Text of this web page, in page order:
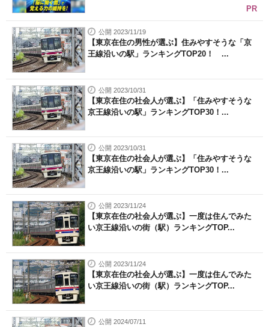
PR
公開 2023/11/19
【東京在住の男性が選ぶ】住みやすそうな「京
王線沿いの駅」ランキングTOP20！ ...
公開 2023/10/31
【東京在住の社会人が選ぶ】「住みやすそうな
京王線沿いの駅」ランキングTOP30！...
公開 2023/10/31
【東京在住の社会人が選ぶ】「住みやすそうな
京王線沿いの駅」ランキングTOP30！...
公開 2023/11/24
【東京在住の社会人が選ぶ】一度は住んでみた
い京王線沿いの街（駅）ランキングTOP...
公開 2023/11/24
【東京在住の社会人が選ぶ】一度は住んでみた
い京王線沿いの街（駅）ランキングTOP...
公開 2024/07/11